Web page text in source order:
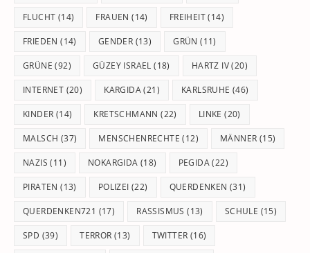
FLUCHT (14) FRAUEN (14) FREIHEIT(14)
FRIEDEN (14) GENDER (13) GRÜN (11)
GRÜNE (92) GÜZEY ISRAEL (18) HARTZ IV(20)
INTERNET (20) KARGIDA(21) KARLSRUHE (46)
KINDER (14) KRETSCHMANN (22) LINKE (20)
MALSCH (37) MENSCHENRECHTE (12) MÄNNER (15)
NAZIS (11) NOKARGIDA (18) PEGIDA(22)
PIRATEN (13) POLIZEI (22) QUERDENKEN (31)
QUERDENKEN721 (17) RASSISMUS (13) SCHULE (15)
SPD (39) TERROR (13) TWITTER (16)